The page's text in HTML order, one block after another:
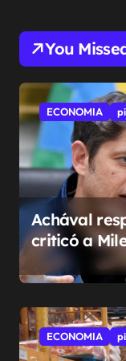
You
ECONOMIA
Achával
criticó a
ECONOMIA